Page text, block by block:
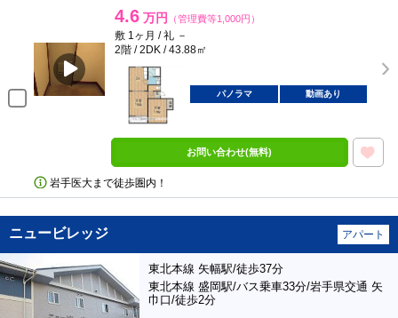
4.6 万円 （管理費等1,000円）
敷 1ヶ月 / 礼 －
2階 / 2DK / 43.88㎡
パノラマ 動画あり
お問い合わせ(無料)
岩手医大まで徒歩圏内！
ニュービレッジ アパート
東北本線 矢幅駅/徒歩37分
東北本線 盛岡駅/バス乗車33分/岩手県交通 矢
巾口/徒歩2分